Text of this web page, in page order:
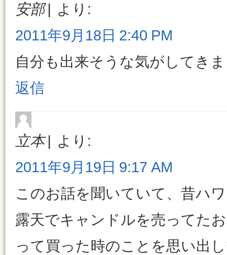
安部
より:
2011年9月18日 2:40 PM
自分も出来そうな気がしてき
返信
立本
より:
2011年9月19日 9:17 AM
このお話を聞いていて、昔ハ
露天でキャンドルを売ってた
って買った時のことを思い出